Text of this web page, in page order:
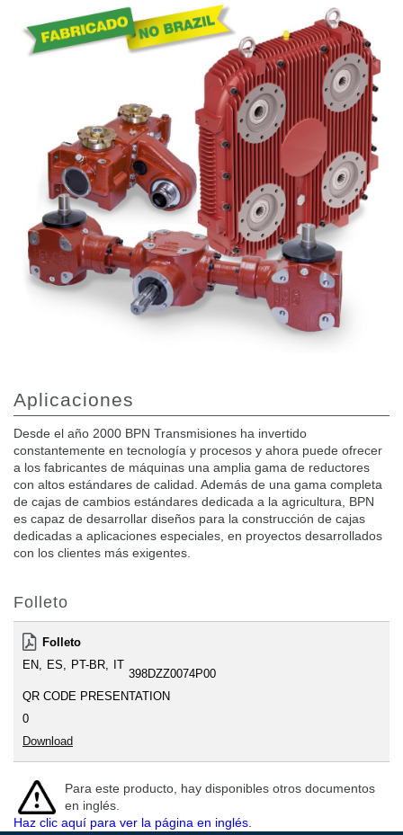
Bombas y motores de pistones axiales
Motori elettrici brushless - Serie MS
Motores Orbitales Producidos Por Bondioli & Pavesi
Sistemas de acoplamiento
Control
Bloques hidráulicos integrados
Valvulas de control direccional
Valvulas de cartucho
Valvulas en linea
Servomandos
Componentes electrónicos para sistemas de control
Intercambio térmico
Aplicaciones
Desde el año 2000 BPN Transmisiones ha invertido
constantemente en tecnología y procesos y ahora puede ofrecer
a los fabricantes de máquinas una amplia gama de reductores
con altos estándares de calidad. Además de una gama completa
de cajas de cambios estándares dedicada a la agricultura, BPN
es capaz de desarrollar diseños para la construcción de cajas
dedicadas a aplicaciones especiales, en proyectos desarrollados
con los clientes más exigentes.
Folleto
Folleto
EN
ES PT-BR IT
398DZZ0074P00
QR CODE PRESENTATION
0
Download
Para este producto, hay disponibles otros documentos
en inglés.
Haz clic aquí para ver la página en inglés.